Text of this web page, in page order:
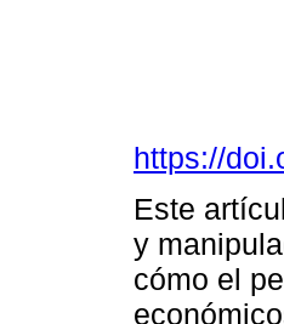
https://
Este
y
cómo el